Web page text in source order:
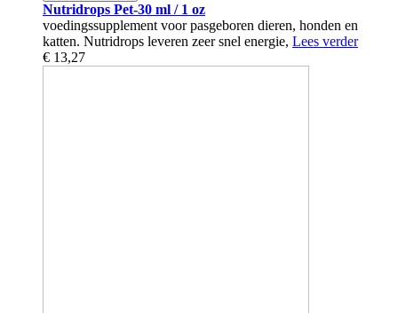
Nutridrops Pet-30 ml / 1 oz
voedingssupplement voor pasgeboren dieren, honden en
katten. Nutridrops leveren zeer snel energie, Lees verder
€ 13,27